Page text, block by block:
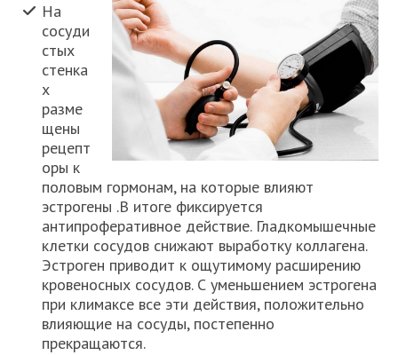
На
сосуди
стых
стенка
х
разме
щены
рецепт
оры к
половым гормонам, на которые влияют
эстрогены .В итоге фиксируется
антипроферативное действие. Гладкомышечные
клетки сосудов снижают выработку коллагена.
Эстроген приводит к ощутимому расширению
кровеносных сосудов. С уменьшением эстрогена
при климаксе все эти действия, положительно
влияющие на сосуды, постепенно
прекращаются.